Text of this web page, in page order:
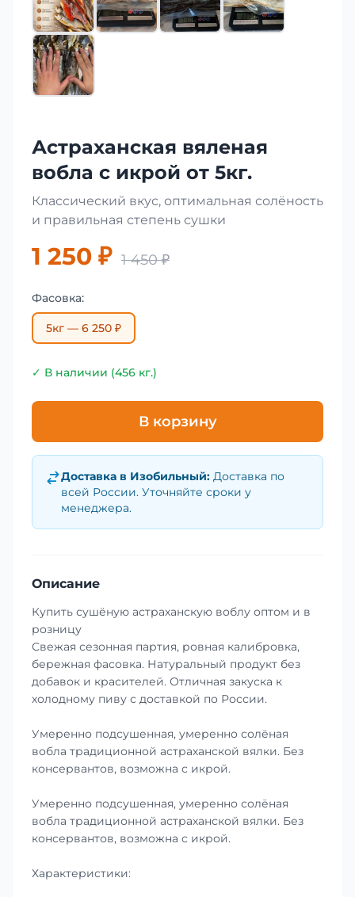
Астраханская вяленая
вобла с икрой от 5кг.
Классический вкус, оптимальная солёность
и правильная степень сушки
1 250 ₽ 1 450 ₽
Фасовка:
5кг — 6 250 ₽
✓ В наличии (456 кг.)
В корзину
Доставка в Изобильный: Доставка по
всей России. Уточняйте сроки у
менеджера.
Описание
Купить сушёную астраханскую воблу оптом и в
розницу
Свежая сезонная партия, ровная калибровка,
бережная фасовка. Натуральный продукт без
добавок и красителей. Отличная закуска к
холодному пиву с доставкой по России.
Умеренно подсушенная, умеренно солёная
вобла традиционной астраханской вялки. Без
консервантов, возможна с икрой.
Умеренно подсушенная, умеренно солёная
вобла традиционной астраханской вялки. Без
консервантов, возможна с икрой.
Характеристики: